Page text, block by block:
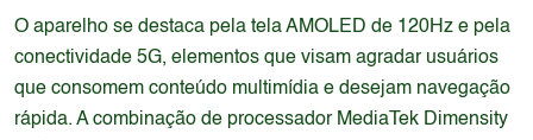
O aparelho se destaca pela tela AMOLED de 120Hz e pela
conectividade 5G, elementos que visam agradar usuários
que consomem conteúdo multimídia e desejam navegação
rápida. A combinação de processador MediaTek Dimensity